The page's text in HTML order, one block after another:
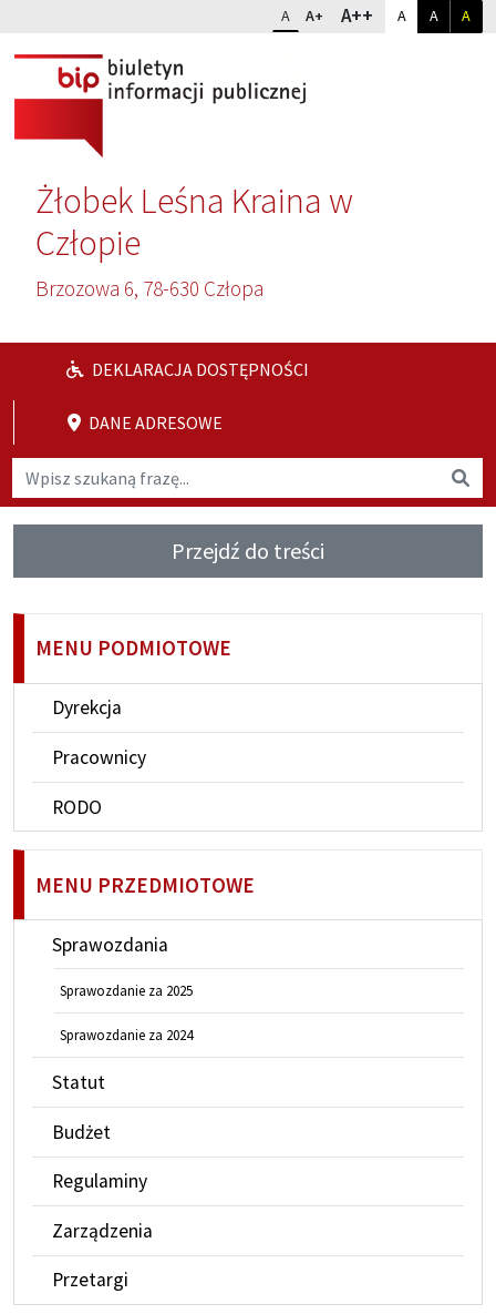
Zmień rozmiar czcionki
A rozmiar standardowy
A+ rozmiar powiększony
A++rozmiar
Dopasuj
A kontrast
A A
Żłobek Leśna Kraina w
Człopie
Brzozowa 6, 78-630 Człopa
DEKLARACJA DOSTĘPNOŚCI
DANE ADRESOWE
Wyszukaj na stronie
Przejdź do treści
MENU PODMIOTOWE
Dyrekcja
Pracownicy
RODO
MENU PRZEDMIOTOWE
Sprawozdania
Sprawozdanie za 2025
Sprawozdanie za 2024
Statut
Budżet
Regulaminy
Zarządzenia
Przetargi